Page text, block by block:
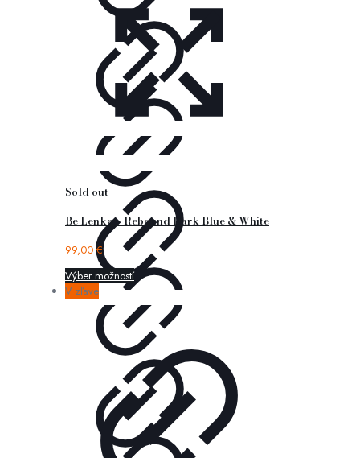
Sold out
Be Lenka – Rebound Dark Blue & White
99,00€
Výber možností
V zľave